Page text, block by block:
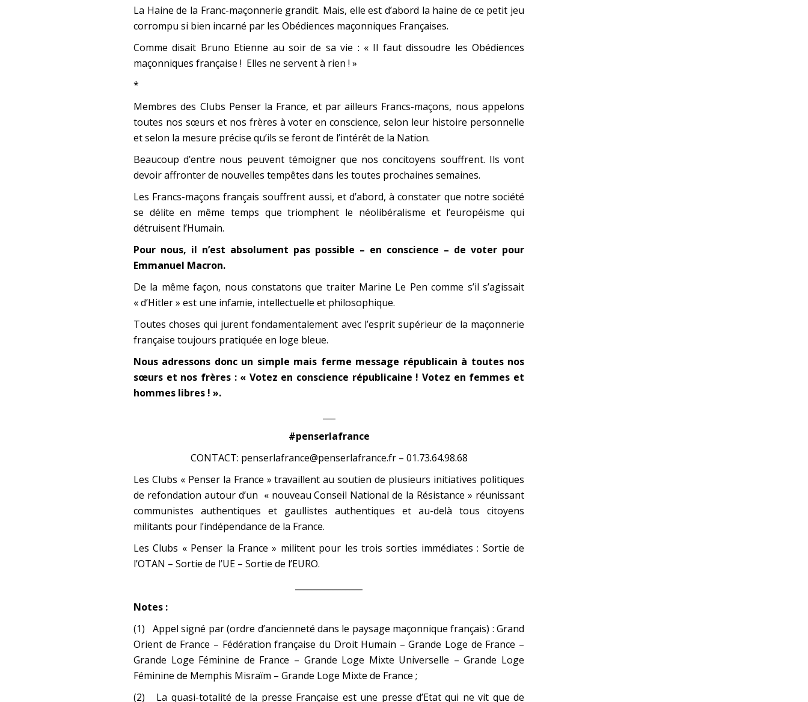
La Haine de la Franc-maçonnerie grandit. Mais, elle est d’abord la haine de ce petit jeu
corrompu si bien incarné par les Obédiences maçonniques Françaises.
Comme disait Bruno Etienne au soir de sa vie : « Il faut dissoudre les Obédiences
maçonniques française ! Elles ne servent à rien ! »
*
Membres des Clubs Penser la France, et par ailleurs Francs-maçons, nous appelons
toutes nos sœurs et nos frères à voter en conscience, selon leur histoire personnelle
et selon la mesure précise qu’ils se feront de l’intérêt de la Nation.
Beaucoup d’entre nous peuvent témoigner que nos concitoyens souffrent. Ils vont
devoir affronter de nouvelles tempêtes dans les toutes prochaines semaines.
Les Francs-maçons français souffrent aussi, et d’abord, à constater que notre société
se délite en même temps que triomphent le néolibéralisme et l’européisme qui
détruisent l’Humain.
Pour nous, il n’est absolument pas possible – en conscience – de voter pour
Emmanuel Macron.
De la même façon, nous constatons que traiter Marine Le Pen comme s’il s’agissait
« d’Hitler » est une infamie, intellectuelle et philosophique.
Toutes choses qui jurent fondamentalement avec l’esprit supérieur de la maçonnerie
française toujours pratiquée en loge bleue.
Nous adressons donc un simple mais ferme message républicain à toutes nos
sœurs et nos frères : « Votez en conscience républicaine ! Votez en femmes et
hommes libres ! ».
#penserlafrance
CONTACT: penserlafrance@penserlafrance.fr – 01.73.64.98.68
Les Clubs « Penser la France » travaillent au soutien de plusieurs initiatives politiques
de refondation autour d’un « nouveau Conseil National de la Résistance » réunissant
communistes authentiques et gaullistes authentiques et au-delà tous citoyens
militants pour l’indépendance de la France.
Les Clubs « Penser la France » militent pour les trois sorties immédiates : Sortie de
l’OTAN – Sortie de l’UE – Sortie de l’EURO.
Notes :
(1) Appel signé par (ordre d’ancienneté dans le paysage maçonnique français) : Grand
Orient de France – Fédération française du Droit Humain – Grande Loge de France –
Grande Loge Féminine de France – Grande Loge Mixte Universelle – Grande Loge
Féminine de Memphis Misraïm – Grande Loge Mixte de France ;
(2) La quasi-totalité de la presse Française est une presse d’Etat qui ne vit que de